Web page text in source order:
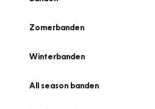
Zomerbanden
Winterbanden
All season banden